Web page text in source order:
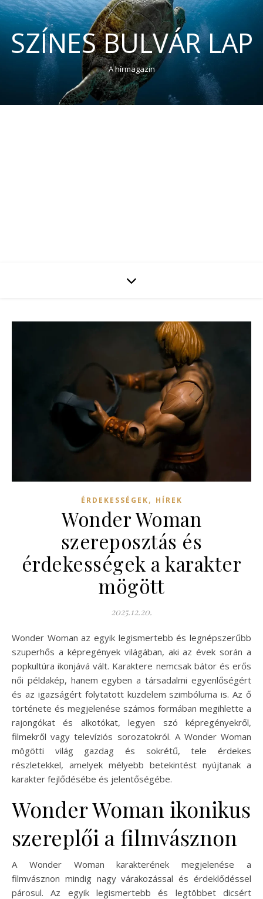
SZÍNES BULVÁR LAP
A hírmagazin
ÉRDEKESSÉGEK, HÍREK
Wonder Woman
szereposztás és
érdekességek a karakter
mögött
2025.12.20.
Wonder Woman az egyik legismertebb és legnépszerűbb
szuperhős a képregények világában, aki az évek során a
popkultúra ikonjává vált. Karaktere nemcsak bátor és erős
női példakép, hanem egyben a társadalmi egyenlőségért
és az igazságért folytatott küzdelem szimbóluma is. Az ő
története és megjelenése számos formában megihlette a
rajongókat és alkotókat, legyen szó képregényekről,
filmekről vagy televíziós sorozatokról. A Wonder Woman
mögötti világ gazdag és sokrétű, tele érdekes
részletekkel, amelyek mélyebb betekintést nyújtanak a
karakter fejlődésébe és jelentőségébe.
Wonder Woman ikonikus
szereplői a filmvásznon
A Wonder Woman karakterének megjelenése a
filmvásznon mindig nagy várakozással és érdeklődéssel
párosul. Az egyik legismertebb és legtöbbet dicsért